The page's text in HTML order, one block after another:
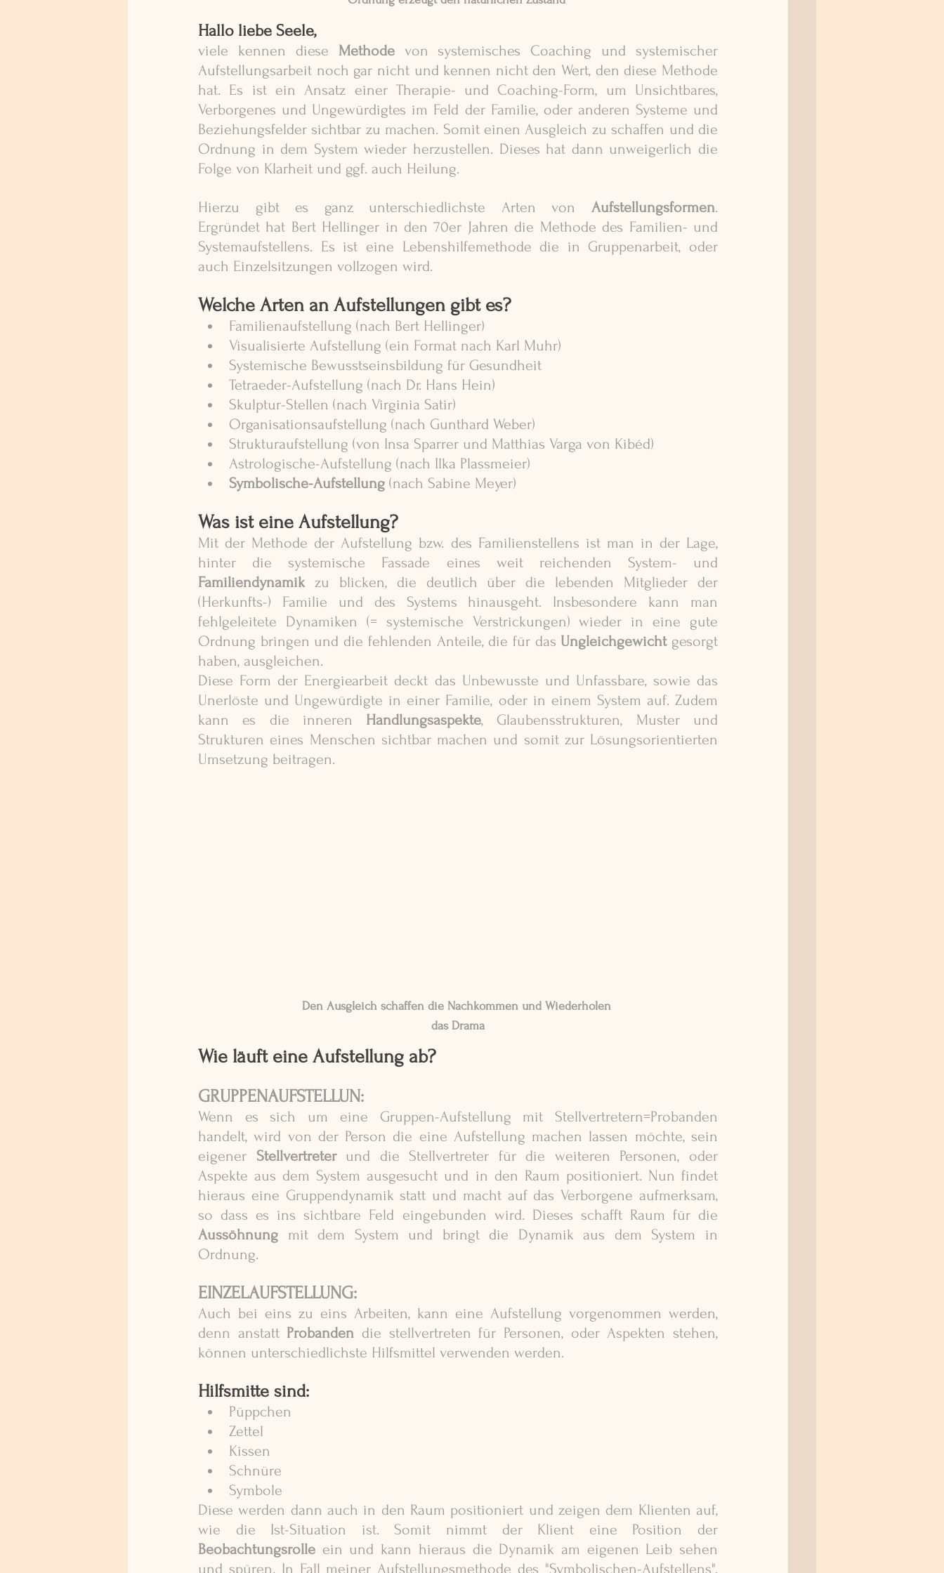
Hallo liebe Seele,
viele kennen diese Methode von systemisches Coaching und systemischer
Aufstellungsarbeit noch gar nicht und kennen nicht den Wert, den diese Methode
hat. Es ist ein Ansatz einer Therapie- und Coaching-Form, um Unsichtbares,
Verborgenes und Ungewürdigtes im Feld der Familie, oder anderen Systeme und
Beziehungsfelder sichtbar zu machen. Somit einen Ausgleich zu schaffen und die
Ordnung in dem System wieder herzustellen. Dieses hat dann unweigerlich die
Folge von Klarheit und ggf. auch Heilung.
Hierzu gibt es ganz unterschiedlichste Arten von Aufstellungsformen.
Ergründet hat Bert Hellinger in den 70er Jahren die Methode des Familien- und
Systemaufstellens. Es ist eine Lebenshilfemethode die in Gruppenarbeit, oder
auch Einzelsitzungen vollzogen wird.
Welche Arten an Aufstellungen gibt es?
Familienaufstellung (nach Bert Hellinger)
Visualisierte Aufstellung (ein Format nach Karl Muhr)
Systemische Bewusstseinsbildung für Gesundheit
Tetraeder-Aufstellung (nach Dr. Hans Hein)
Skulptur-Stellen (nach Virginia Satir)
Organisationsaufstellung (nach Gunthard Weber)
Strukturaufstellung (von Insa Sparrer und Matthias Varga von Kibéd)
Astrologische-Aufstellung (nach Ilka Plassmeier)
Symbolische-Aufstellung (nach Sabine Meyer)
Was ist eine Aufstellung?
Mit der Methode der Aufstellung bzw. des Familienstellens ist man in der Lage,
Familiendynamik zu blicken, die deutlich über die lebenden Mitglieder der
(Herkunfts-) Familie und des Systems hinausgeht. Insbesondere kann man
fehlgeleitete Dynamiken (= systemische Verstrickungen) wieder in eine gute
Ordnung bringen und die fehlenden Anteile, die für das Ungleichgewicht gesorgt
haben, ausgleichen.
Diese Form der Energiearbeit deckt das Unbewusste und Unfassbare, sowie das
Unerlöste und Ungewürdigte in einer Familie, oder in einem System auf. Zudem
kann es die inneren Handlungsaspekte, Glaubensstrukturen, Muster und
Strukturen eines Menschen sichtbar machen und somit zur Lösungsorientierten
Umsetzung beitragen.
Den Ausgleich schaffen die Nachkommen und Wiederholen
das Drama
Wie läuft eine Aufstellung ab?
GRUPPENAUFSTELLUN:
Wenn es sich um eine Gruppen-Aufstellung mit Stellvertretern=Probanden
handelt, wird von der Person die eine Aufstellung machen lassen möchte, sein
eigener Stellvertreter und die Stellvertreter für die weiteren Personen, oder
Aspekte aus dem System ausgesucht und in den Raum positioniert. Nun findet
hieraus eine Gruppendynamik statt und macht auf das Verborgene aufmerksam,
Aussöhnung mit dem System und bringt die Dynamik aus dem System in
Ordnung.
EINZELAUFSTELLUNG:
Auch bei eins zu eins Arbeiten, kann eine Aufstellung vorgenommen werden,
denn anstatt Probanden die stellvertreten für Personen, oder Aspekten stehen,
können unterschiedlichste Hilfsmittel verwenden werden.
Hilfsmitte sind:
Püppchen
Zettel
Kissen
Schnüre
Symbole
Diese werden dann auch in den Raum positioniert und zeigen dem Klienten auf,
Beobachtungsrolle ein und kann hieraus die Dynamik am eigenen Leib sehen
und spüren. In Fall meiner Aufstellungsmethode des "Symbolischen-Aufstellens",